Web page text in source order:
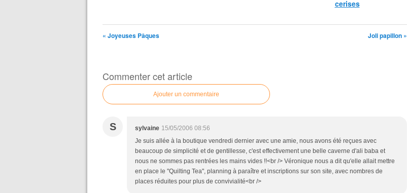
cerises
« Joyeuses Pâques Joli papillon »
Commenter cet article
Ajouter un commentaire
S sylvaine 15/05/2006 08:56
Je suis allée à la boutique vendredi dernier avec une amie, nous avons été reçues avec
beaucoup de simplicité et de gentillesse, c'est effectivement une belle caverne d'ali baba et
nous ne sommes pas rentrées les mains vides !!<br /> Véronique nous a dit qu'elle allait mettre
en place le "Quilting Tea", planning à paraître et inscriptions sur son site, avec nombres de
places réduites pour plus de convivialité<br />